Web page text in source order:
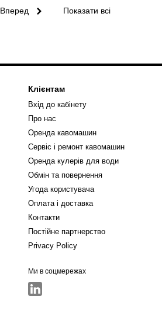
Вперед Показати всі
Клієнтам
Вхід до кабінету
Про нас
Оренда кавомашин
Сервіс і ремонт кавомашин
Оренда кулерів для води
Обмін та повернення
Угода користувача
Оплата і доставка
Контакти
Постійне партнерство
Privacy Policy
Ми в соцмережах